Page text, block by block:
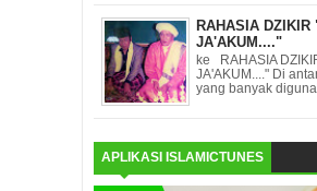
RAHASIA DZIKIR
JA'AKUM...."
ke RAHASIA
JA'AKUM...." Di
yang banyak
APLIKASI ISLAMICTUNES